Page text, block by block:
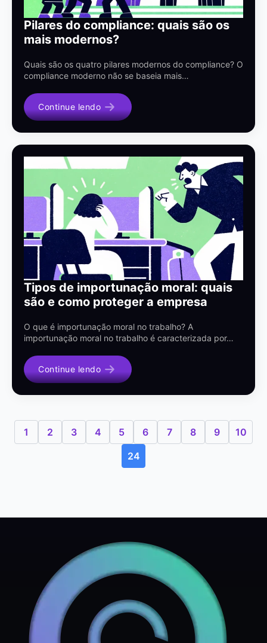
Pilares do compliance: quais são os
mais modernos?
Quais são os quatro pilares modernos do compliance? O
compliance moderno não se baseia mais…
Continue lendo
Tipos de importunação moral: quais
são e como proteger a empresa
O que é importunação moral no trabalho? A
importunação moral no trabalho é caracterizada por…
Continue lendo
1 2 3 4 5 6 7 8 9
10
24